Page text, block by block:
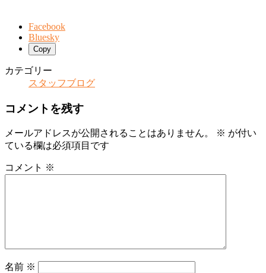
Facebook
Bluesky
Copy
カテゴリー
スタッフブログ
コメントを残す
メールアドレスが公開されることはありません。 ※ が付い
ている欄は必須項目です
コメント ※
名前 ※